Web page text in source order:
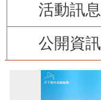
活動訊息
公開資訊